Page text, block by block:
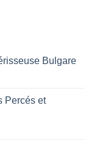
Bulgare
Percés et